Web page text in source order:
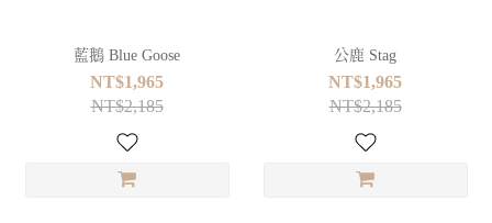
藍鵝 Blue Goose
NT$1,965
NT$2,185
公鹿 Stag
NT$1,965
NT$2,185